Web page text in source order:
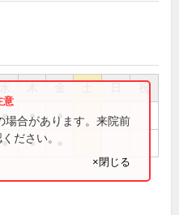
祝
● ● ●
● ●
場合があります。来院前
ださい。
×閉じる